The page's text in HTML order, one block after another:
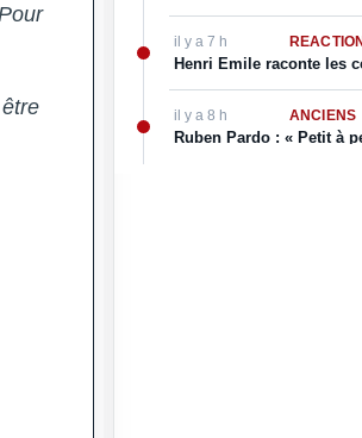
il y a 7 h RÉACTION
Henri Emile raconte les
il y a 8 h ANCIENS
Ruben Pardo : « Petit à